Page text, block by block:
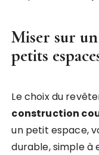
Miser sur
petits
Le choix du
construction
un petit espace,
durable, simple